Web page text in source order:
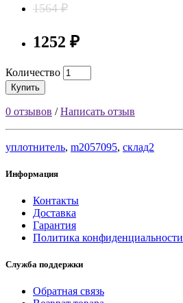
1564 ₽
1252 ₽
Количество
Купить
0 отзывов /Написать отзыв
уплотнитель, m2057095, склад2
Информация
Контакты
Доставка
Гарантия
Политика конфиденциальности
Служба поддержки
Обратная связь